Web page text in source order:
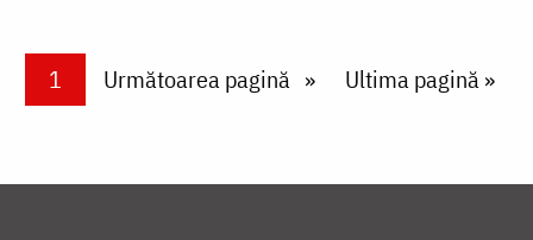
PaginareCurrent page
1 Next page
Următoarea pagină Last page
Ultima pagină »